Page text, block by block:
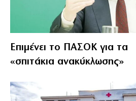
Επιμένει το ΠΑΣΟΚ για τα
«σπιτάκια ανακύκλωσης»